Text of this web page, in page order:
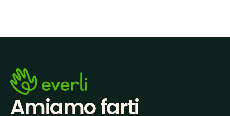
Amiamo farti